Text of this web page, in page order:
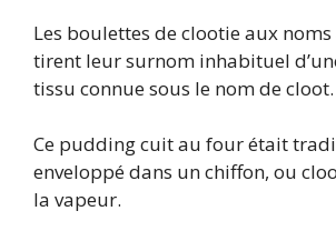
Les boulettes de clootie aux
tirent leur surnom inhabituel
tissu connue sous le nom de cloot.
Ce pudding cuit au four était
enveloppé dans un chiffon, ou
la vapeur.